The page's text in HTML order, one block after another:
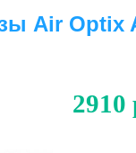
Air Optix
2910